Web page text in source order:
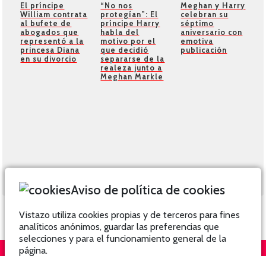
El príncipe
William contrata
al bufete de
abogados que
representó a la
princesa Diana
en su divorcio
“No nos
protegían”: El
príncipe Harry
habla del
motivo por el
que decidió
separarse de la
realeza junto a
Meghan Markle
Meghan y Harry
celebran su
séptimo
aniversario con
emotiva
publicación
Aviso de política de cookies
Vistazo utiliza cookies propias y de terceros para fines
analíticos anónimos, guardar las preferencias que
selecciones y para el funcionamiento general de la
página.